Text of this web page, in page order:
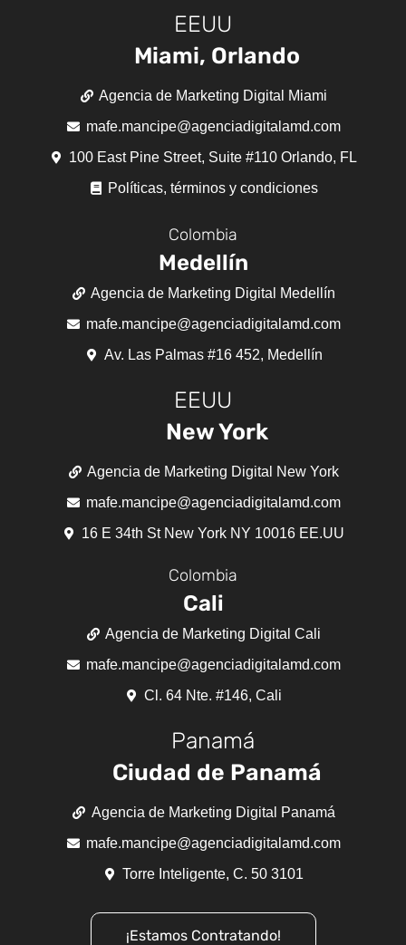
EEUU
Miami, Orlando
Agencia de Marketing Digital Miami
mafe.mancipe@agenciadigitalamd.com
100 East Pine Street, Suite #110 Orlando, FL
Políticas, términos y condiciones
Colombia
Medellín
Agencia de Marketing Digital Medellín
mafe.mancipe@agenciadigitalamd.com
Av. Las Palmas #16 452, Medellín
EEUU
New York
Agencia de Marketing Digital New York
mafe.mancipe@agenciadigitalamd.com
16 E 34th St New York NY 10016 EE.UU
Colombia
Cali
Agencia de Marketing Digital Cali
mafe.mancipe@agenciadigitalamd.com
Cl. 64 Nte. #146, Cali
Panamá
Ciudad de Panamá
Agencia de Marketing Digital Panamá
mafe.mancipe@agenciadigitalamd.com
Torre Inteligente, C. 50 3101
¡Estamos Contratando!